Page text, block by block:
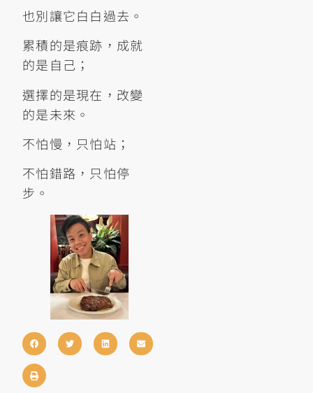
也別讓它白白過去。
累積的是痕跡，成就
的是自己；
選擇的是現在，改變
的是未來。
不怕慢，只怕站；
不怕錯路，只怕停
步。